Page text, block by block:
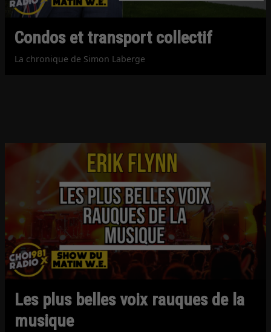
Condos et transport collectif
La chronique de Simon Laberge
Les plus belles voix rauques de la
musique